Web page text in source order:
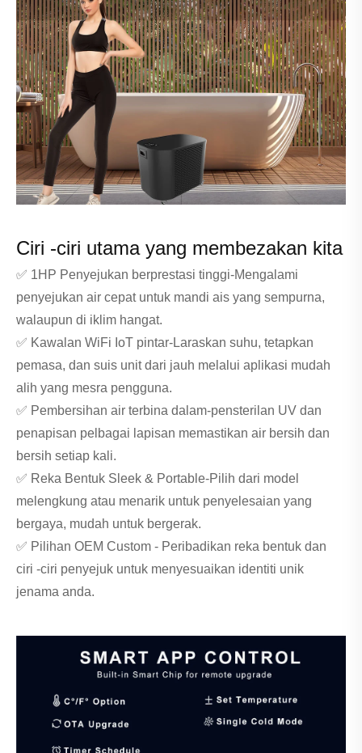
Ciri -ciri utama yang membezakan kita
✅ 1HP Penyejukan berprestasi tinggi-Mengalami
penyejukan air cepat untuk mandi ais yang sempurna,
walaupun di iklim hangat.
✅ Kawalan WiFi IoT pintar-Laraskan suhu, tetapkan
pemasa, dan suis unit dari jauh melalui aplikasi mudah
alih yang mesra pengguna.
✅ Pembersihan air terbina dalam-pensterilan UV dan
penapisan pelbagai lapisan memastikan air bersih dan
bersih setiap kali.
✅ Reka Bentuk Sleek & Portable-Pilih dari model
melengkung atau menarik untuk penyelesaian yang
bergaya, mudah untuk bergerak.
✅ Pilihan OEM Custom - Peribadikan reka bentuk dan
ciri -ciri penyejuk untuk menyesuaikan identiti unik
jenama anda.